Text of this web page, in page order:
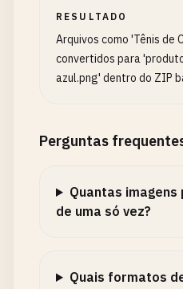
RESULTADO
Arquivos como 'Tênis de
convertidos para
azul.png' dentro do ZIP
Perguntas
Quantas
de uma só vez?
Quais formatos